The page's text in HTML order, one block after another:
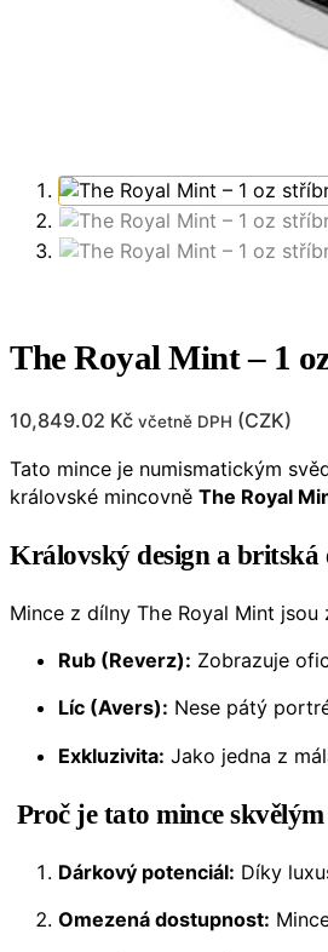
The Royal Mint – 1
10,849.02 Kč včetně DPH (CZK)
Tato mince je numismatickým
královské mincovně The Royal
Královský design a britská
Mince z dílny The Royal Mint
Rub (Reverz): Zobrazuje
Líc (Avers): Nese pátý
Exkluzivita: Jako jedna z
Proč je tato mince
Dárkový potenciál: Díky
Omezená dostupnost: